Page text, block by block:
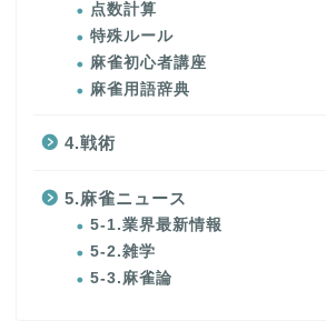
点数計算
特殊ルール
麻雀初心者講座
麻雀用語辞典
4.戦術
5.麻雀ニュース
5-1.業界最新情報
5-2.雑学
5-3.麻雀論